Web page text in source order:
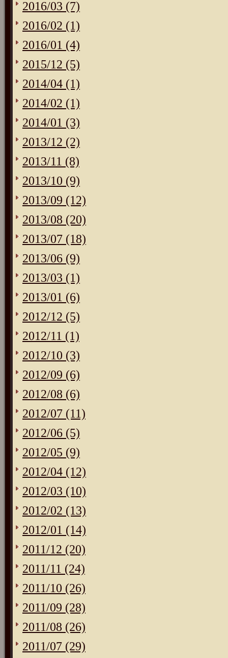
2016/03 (7)
2016/02 (1)
2016/01 (4)
2015/12 (5)
2014/04 (1)
2014/02 (1)
2014/01 (3)
2013/12 (2)
2013/11 (8)
2013/10 (9)
2013/09 (12)
2013/08 (20)
2013/07 (18)
2013/06 (9)
2013/03 (1)
2013/01 (6)
2012/12 (5)
2012/11 (1)
2012/10 (3)
2012/09 (6)
2012/08 (6)
2012/07 (11)
2012/06 (5)
2012/05 (9)
2012/04 (12)
2012/03 (10)
2012/02 (13)
2012/01 (14)
2011/12 (20)
2011/11 (24)
2011/10 (26)
2011/09 (28)
2011/08 (26)
2011/07 (29)